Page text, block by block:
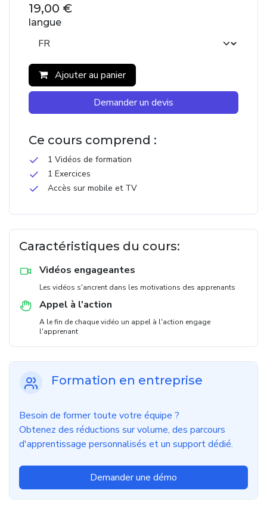
19,00 €
langue
Ajouter au panier
Demander un devis
Ce cours comprend :
1 Vidéos de formation
1 Exercices
Accès sur mobile et TV
Caractéristiques du cours:
Vidéos engageantes
Les vidéos s'ancrent dans les motivations des apprenants
Appel à l'action
A le fin de chaque vidéo un appel à l'action engage
l'apprenant
Formation en entreprise
Besoin de former toute votre équipe ?
Obtenez des réductions sur volume, des parcours
d'apprentissage personnalisés et un support dédié.
Demander une démo